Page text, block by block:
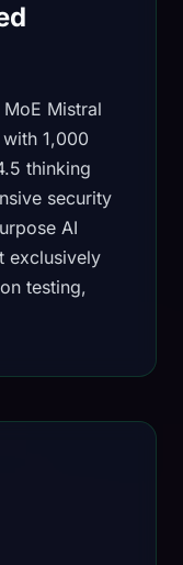
Mistral
1,000
thinking
security
AI
exclusively
testing,